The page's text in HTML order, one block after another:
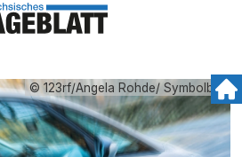
© 123rf/Angela Rohde/ Symbolbild